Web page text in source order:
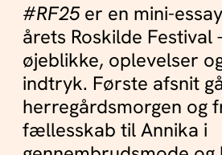
#RF25er en mini-
årets Roskilde Festival
øjeblikke, oplevelser
indtryk. Første afsnit
herregårdsmorgen og
fællesskab til Annika i